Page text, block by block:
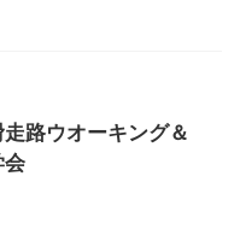
路ウオーキング＆
会